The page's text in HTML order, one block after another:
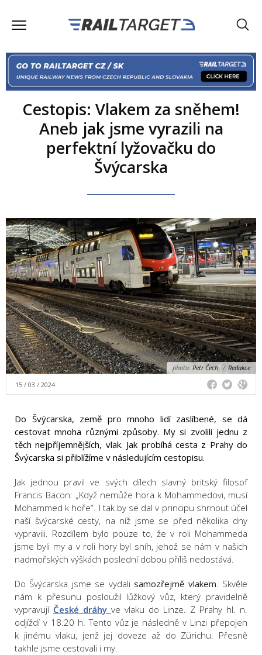
Cestopis: Vlakem za sněhem!
Aneb jak jsme vyrazili na
perfektní lyžovačku do
Švýcarska
photo: Petr Čech / Redakce
15 / 03 / 2024
Do Švýcarska, země pro mnoho lidí zaslíbené, se dá
cestovat mnoha různými způsoby. My si zvolili jednu z
těch nejpříjemnějších, vlak. Jak probíhá cesta z Prahy do
Švýcarska si přiblížíme v následujícím cestopisu.
Jak jednou pravil ve svých dílech slavný britský filosof
Francis Bacon: „Když nemůže hora k Mohammedovi, musí
Mohammed k hoře“. I tak by se dal v principu shrnout účel
naší švýcarské cesty, na níž jsme se před několika dny
vypravili. Rozdílem bylo pouze to, že v roli Mohammeda
jsme byli my a v roli hory byl sníh, jehož se nám v našich
nadmořských výškách poslední dobou příliš nedostává.
Do Švýcarska jsme se vydali samozřejmě vlakem. Skvěle
nám k přesunu posloužil lůžkový vůz, který pravidelně
vypravují České dráhy ve vlaku do Linze. Z Prahy hl. n.
odjíždí v 18.20 h. Tento vůz je následně v Linzi přepojen
k jinému vlaku, jenž jej doveze až do Zürichu. Přesně
takhle jsme cestovali i my.